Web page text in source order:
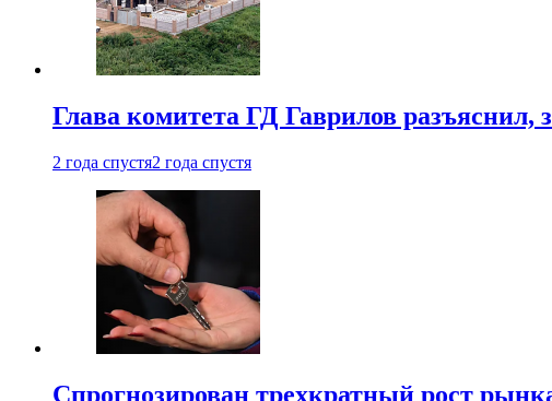
Глава комитета ГД Гаврилов разъяснил,
2 года спустя2 года спустя
Спрогнозирован трехкратный рост